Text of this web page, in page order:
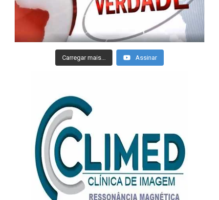
Carregar mais... Assinar